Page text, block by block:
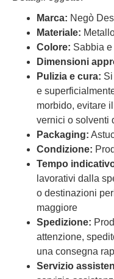
Marca: Negò
Materiale:
Colore: Sabbia
Dimensioni
Pulizia e cura:
e
morbido, evitare
vernici o solventi
Packaging:
Condizione:
Tempo
lavorativi dalla
o destinazioni
maggiore
Spedizione:
attenzione,
una consegna
Servizio